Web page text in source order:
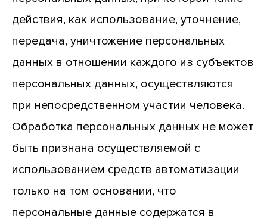
действия, как использование, уточнение,
передача, уничтожение персональных
данных в отношении каждого из субъектов
персональных данных, осуществляются
при непосредственном участии человека.
Обработка персональных данных не может
быть признана осуществляемой с
использованием средств автоматизации
только на том основании, что
персональные данные содержатся в